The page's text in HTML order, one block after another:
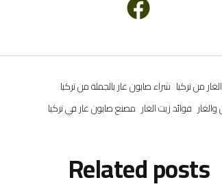
من تركيا شراء صابون غار بالجملة من تركيا
فوائد زيت الغار مصنع صابون غار في تركيا
Relatedposts